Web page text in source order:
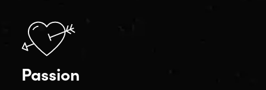
Passion